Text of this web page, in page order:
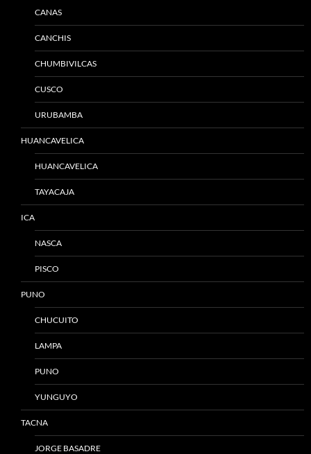
CANAS
CANCHIS
CHUMBIVILCAS
CUSCO
URUBAMBA
HUANCAVELICA
HUANCAVELICA
TAYACAJA
ICA
NASCA
PISCO
PUNO
CHUCUITO
LAMPA
PUNO
YUNGUYO
TACNA
JORGE BASADRE